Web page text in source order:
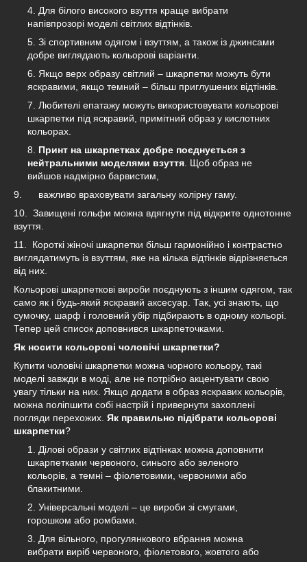
Для білого високого взуття краще вибрати
напівпрозорі моделі світлих відтінків.
Зі спортивним одягом і взуттям, а також із джинсами
добре виглядають кольорові варіанти.
Якщо верх образу світлий – шкарпетки можуть бути
яскравими, якщо темний – більш приглушених відтінків.
Любителі епатажу можуть використовувати кольорові
шкарпетки під яскравий, примітний образ у кислотних
кольорах.
Принт на шкарпетках добре поєднується з
нейтральними моделями взуття . Щоб образ не
вийшов надмірно барвистим,
9. важливо враховувати загальну колірну гаму.
10. Завищені гольфи можна вдягнути під відкрите однотонне
взуття.
11. Короткі жіночі шкарпетки більш гармонійно і контрастно
виглядатимуть із взуттям, яке на кілька відтінків відрізняється
від них.
Кольорові шкарпеткові вироби поєднують з іншим одягом, так
само як і будь-який яскравий аксесуар. Так, усі знають, що
сумочку, шарф і головний убір підбирають в одному кольорі.
Тепер цей список доповнився шкарпеточками.
Як носити кольорові чоловічі шкарпетки?
Купити чоловічі шкарпетки можна чорного кольору, такі
моделі завжди в моді, але не потрібно акцентувати свою
увагу тільки на них. Якщо додати в образ яскравих кольорів,
можна поліпшити собі настрій і привернути захоплені
погляди перехожих. Як правильно підібрати кольорові
шкарпетки?
Ділові образи у світлих відтінках можна доповнити
шкарпетками червоного, синього або зеленого
кольорів, а темні – фіолетовими, червоними або
блакитними.
Універсальні моделі – це вироби зі смугами,
горошком або ромбами.
Для вільного, прогулянкового вбрання можна
вибрати виріб червоного, фіолетового, жовтого або